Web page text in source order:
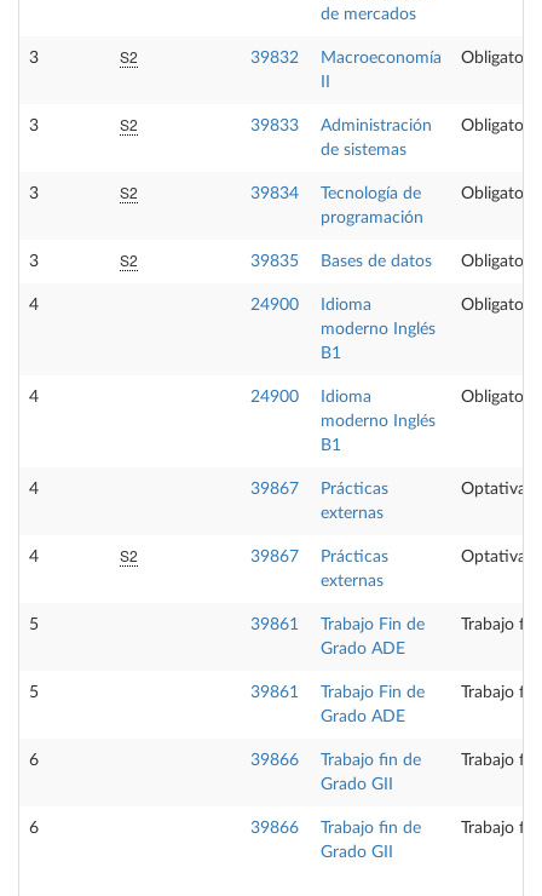
de mercados
3 S2 39832
Macroeconomía
Obligatoria
3 S2 39833
Administración
de sistemas
Obligatoria
3 S2 39834
Tecnología de
programación
Obligatoria
3 S2 39835 Bases de datos Obligatoria
4 24900
Idioma
moderno Inglés
B1
Obligatoria
4 24900
Idioma
moderno Inglés
B1
Obligatoria
4 39867
Prácticas
externas
Optativa
4 S2 39867
Prácticas
externas
Optativa
5 39861
Trabajo Fin de
Grado ADE
Trabajo
5 39861
Trabajo Fin de
Grado ADE
Trabajo
6 39866
Trabajo fin de
Grado GII
Trabajo
6 39866
Trabajo fin de
Grado GII
Trabajo